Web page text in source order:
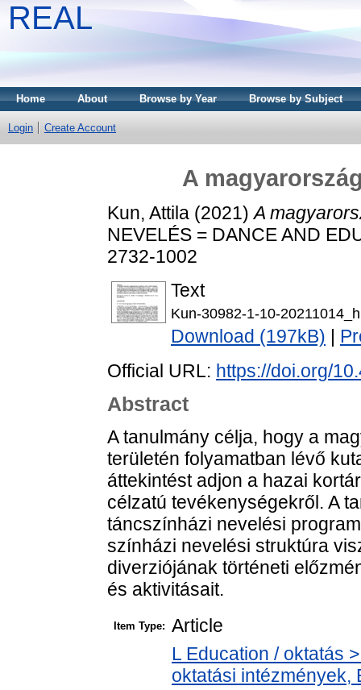
REAL
Home About Browse by Year Browse by Subject
Login Create Account
A
Kun, Attila (2021)A
NEVELÉS = DANCE AND
2732-1002
Text
Kun-30982-1-10-
Download (197kB)
Official URL: https://doi.org/
Abstract
A tanulmány célja, hogy a
területén folyamatban lévő
áttekintést adjon a hazai
célzatú tevékenységekről. A
táncszínházi nevelési
színházi nevelési struktúra
diverziójának történeti
és aktivitásait.
Item Type: Article
L Education / oktatás
oktatási intézmények,